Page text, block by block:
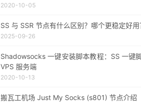
2020-10-05
SS 与 SSR 节点有什么区别？哪个更稳定好用
2025-09-26
Shadowsocks 一键安装脚本教程：SS 一键
VPS 服务端
2020-10-13
搬瓦工机场 Just My Socks (s801) 节点介绍